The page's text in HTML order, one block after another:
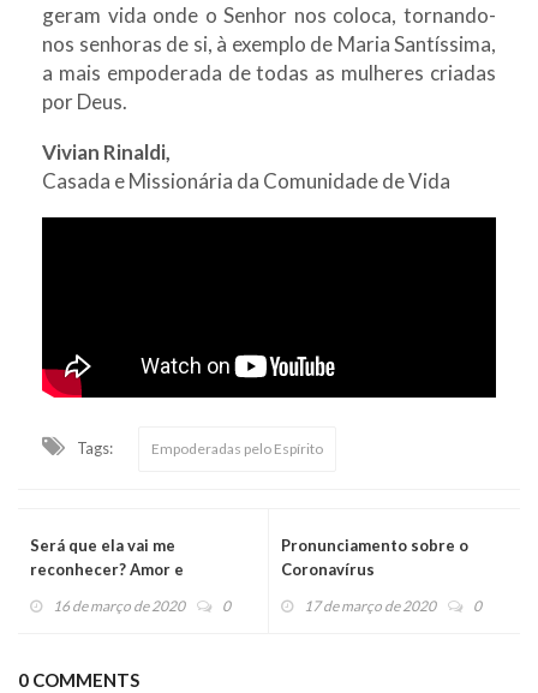
geram vida onde o Senhor nos coloca, tornando-
nos senhoras de si, à exemplo de Maria Santíssima,
a mais empoderada de todas as mulheres criadas
por Deus.
Vivian Rinaldi,
Casada e Missionária da Comunidade de Vida
Tags: Empoderadas pelo Espírito
Será que ela vai me
reconhecer? Amor e
16 de março de 2020 0
Pronunciamento sobre o
Coronavírus
17 de março de 2020 0
0 COMMENTS